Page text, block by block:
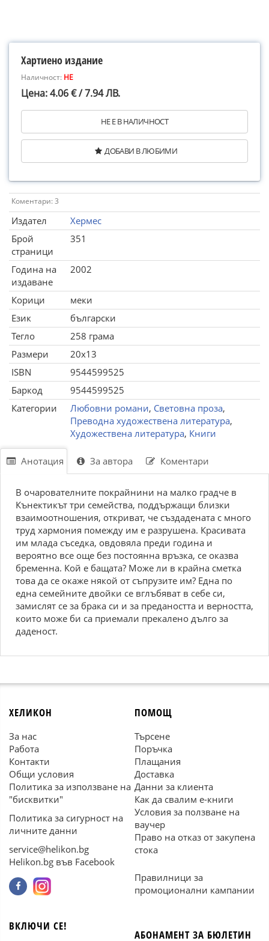
Хартиено издание
Наличност: НЕ
Цена: 4.06 € / 7.94 ЛВ.
НЕ Е В НАЛИЧНОСТ
ДОБАВИ В ЛЮБИМИ
Коментари: 3
Издател
Хермес
Брой
страници
351
Година на
издаване
2002
Корици
меки
Език
български
Тегло
258 грама
Размери
20x13
ISBN
9544599525
Баркод
9544599525
Категории
Любовни романи, Световна проза,
Преводна художествена литература,
Художествена литература, Книги
Анотация За автора Коментари
В очарователните покрайнини на малко градче в
Кънектикът три семейства, поддържащи близки
взаимоотношения, откриват, че създадената с много
труд хармония помежду им е разрушена. Красивата
им млада съседка, овдовяла преди година и
вероятно все още без постоянна връзка, се оказва
бременна. Кой е бащата? Може ли в крайна сметка
това да се окаже някой от съпрузите им? Една по
една семейните двойки се вглъбяват в себе си,
замислят се за брака си и за предаността и верността,
които може би са приемали прекалено дълго за
даденост.
ХЕЛИКОН
За нас
Работа
Контакти
Общи условия
Политика за използване на
"бисквитки"
Политика за сигурност на
личните данни
service@helikon.bg
Helikon.bg във Facebook
ПОМОЩ
Търсене
Поръчка
Плащания
Доставка
Данни за клиента
Как да свалим е-книги
Условия за ползване на
ваучер
Право на отказ от закупена
стока
Правилници за
промоционални кампании
ВКЛЮЧИ СЕ!
АБОНАМЕНТ ЗА БЮЛЕТИН